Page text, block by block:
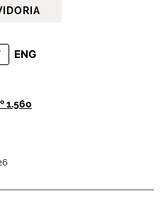
ENG
1.560